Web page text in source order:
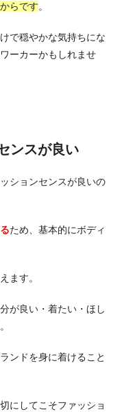
らです。
で穏やかな気持ちにな
ーカーかもしれませ
ンスが良い
ションセンスが良いの
ため、基本的にボディ
ます。
が良い・着たい・ほし
ンドを身に着けること
にしてこそファッショ